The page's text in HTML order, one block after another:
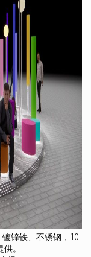
锌铁、不锈钢，10
。